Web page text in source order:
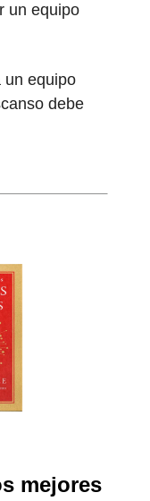
un equipo
un equipo
debe
mejores